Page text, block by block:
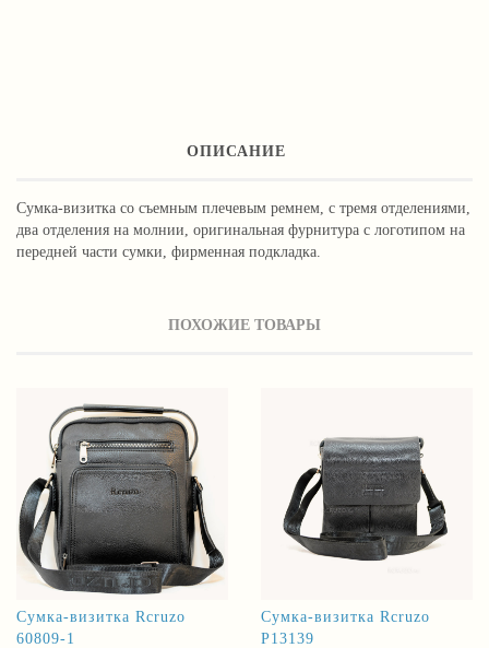
ОПИСАНИЕ
Сумка-визитка со съемным плечевым ремнем, с тремя отделениями,
два отделения на молнии, оригинальная фурнитура с логотипом на
передней части сумки, фирменная подкладка.
ПОХОЖИЕ ТОВАРЫ
Сумка-визитка Rcruzo
60809-1
Сумка-визитка Rcruzo
P13139